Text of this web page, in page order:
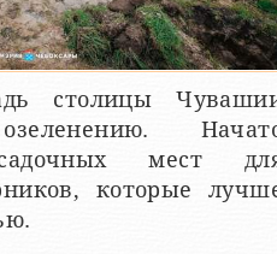
столицы
мест
которые